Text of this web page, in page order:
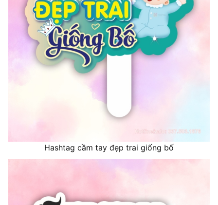
Hashtag cầm tay đẹp trai giống bố